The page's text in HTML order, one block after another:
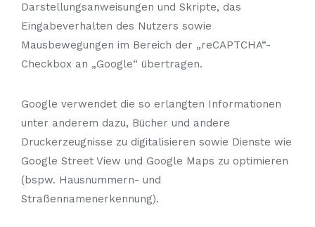
Darstellungsanweisungen und Skripte, das
Eingabeverhalten des Nutzers sowie
Mausbewegungen im Bereich der „reCAPTCHA“-
Checkbox an „Google“ übertragen.
Google verwendet die so erlangten Informationen
unter anderem dazu, Bücher und andere
Druckerzeugnisse zu digitalisieren sowie Dienste wie
Google Street View und Google Maps zu optimieren
(bspw. Hausnummern- und
Straßennamenerkennung).